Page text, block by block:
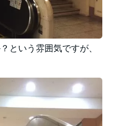
という雰囲気ですが、